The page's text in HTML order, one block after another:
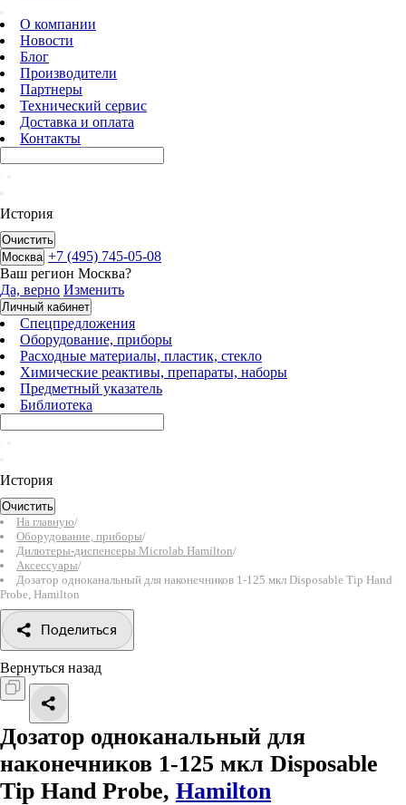
О компании
Новости
Блог
Производители
Партнеры
Технический сервис
Доставка и оплата
Контакты
История
Очистить
Москва +7 (495) 745-05-08
Ваш регион Москва?
Да, верно Изменить
Личный кабинет
Спецпредложения
Оборудование, приборы
Расходные материалы, пластик, стекло
Химические реактивы, препараты, наборы
Предметный указатель
Библиотека
История
Очистить
На главную/
Оборудование, приборы/
Дилютеры-диспенсеры Microlab Hamilton/
Аксессуары/
Дозатор одноканальный для наконечников 1-125 мкл Disposable Tip Hand
Probe, Hamilton
Поделиться
Вернуться назад
Дозатор одноканальный для
наконечников 1-125 мкл Disposable
Tip Hand Probe, Hamilton